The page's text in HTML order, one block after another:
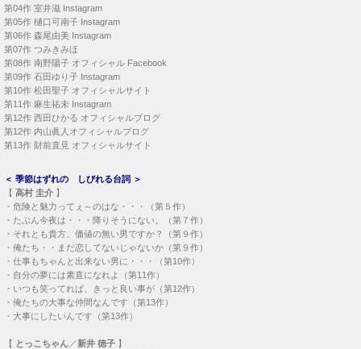
第04作 室井滋 Instagram
第05作 樋口可南子 Instagram
第06作 森尾由美 Instagram
第07作 つみきみほ
第08作 南野陽子 オフィシャル Facebook
第09作 石田ゆり子 Instagram
第10作 松田聖子 オフィシャルサイト
第11作 麻生祐未 Instagram
第12作 西田ひかる オフィシャルブログ
第12作 内山眞人オフィシャルブログ
第13作 財前直見 オフィシャルサイト
＜ 季節はずれの しびれる台詞 ＞
【 高村 圭介 】
・ 危険と魅力ってぇ～のはな・・・（第５作）
・ たぶん今夜は・・・降りそうにない。（第７作）
・ それとも貴方、価値の無い男ですか？（第９作）
・ 俺たち・・まだ恋してないじゃないか（第９作）
・ 仕事もちゃんと出来ない男に・・・（第10作）
・ 自分の夢には素直になれよ（第11作）
・ いつも笑ってれば、きっと良い事が（第12作）
・ 俺たちの大事な仲間なんです（第13作）
・ 大事にしたいんです（第13作）
【 とっこちゃん ／新井 徳子 】